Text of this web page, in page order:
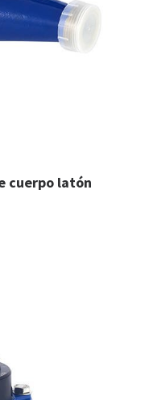
cuerpo latón